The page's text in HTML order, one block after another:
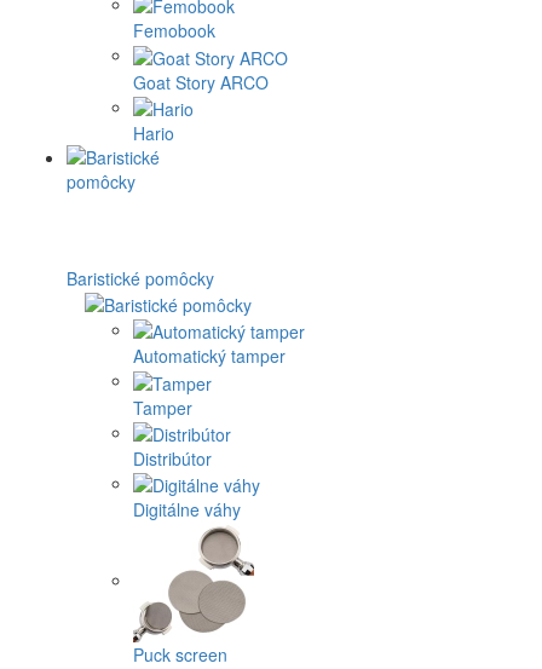
Femobook
Goat Story ARCO
Hario
Baristické pomôcky
Automatický tamper
Tamper
Distribútor
Digitálne váhy
Puck screen